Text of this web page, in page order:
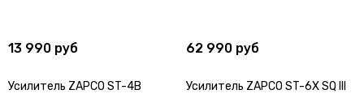
13 990 руб
Усилитель ZAPCO ST-4B
62 990 руб
Усилитель ZAPCO ST-6X SQ III